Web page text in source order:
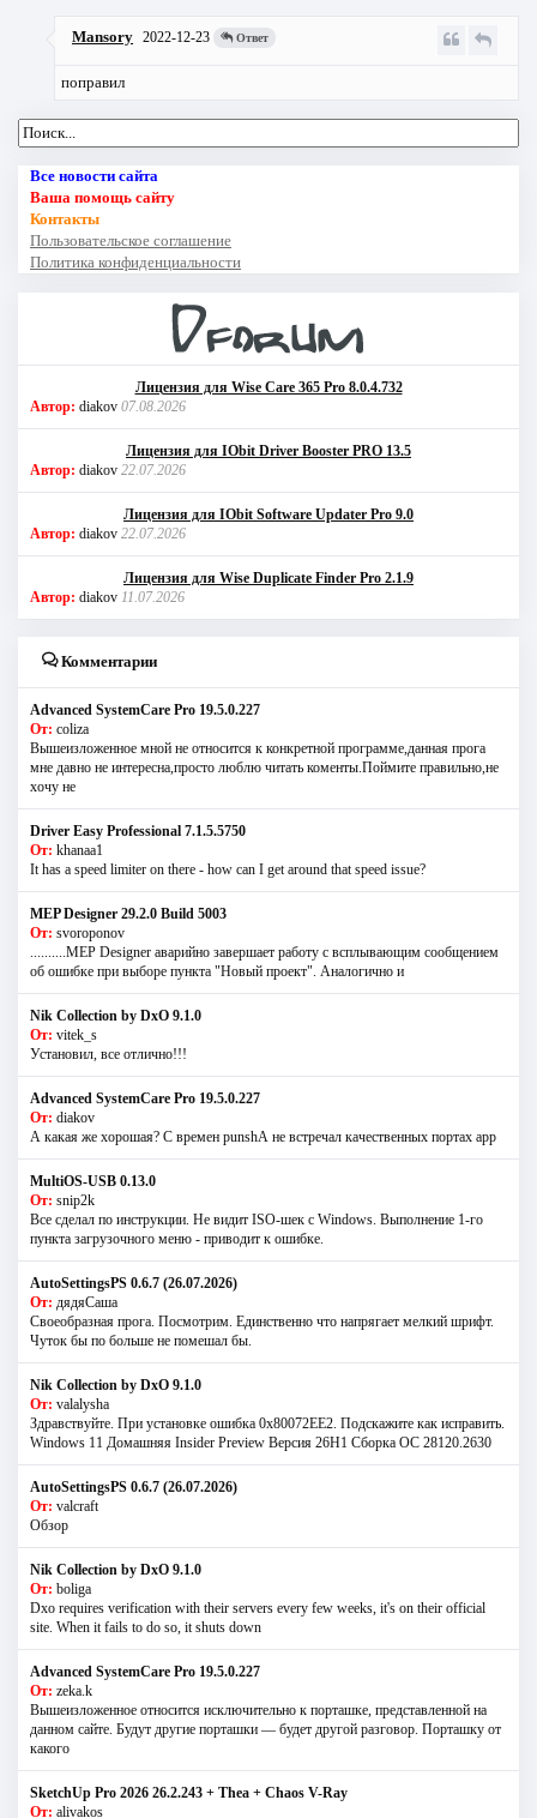
Mansory 2022-12-23 Ответ
поправил
Все новости сайта
Ваша помощь сайту
Контакты
Пользовательское соглашение
Политика конфиденциальности
Лицензия для Wise Care 365 Pro 8.0.4.732
Автор: diakov 07.08.2026
Лицензия для IObit Driver Booster PRO 13.5
Автор: diakov 22.07.2026
Лицензия для IObit Software Updater Pro 9.0
Автор: diakov 22.07.2026
Лицензия для Wise Duplicate Finder Pro 2.1.9
Автор: diakov 11.07.2026
Комментарии
Advanced SystemCare Pro 19.5.0.227
От: coliza
Вышеизложенное мной не относится к конкретной программе,данная прога
мне давно не интересна,просто люблю читать коменты.Поймите правильно,не
хочу не
Driver Easy Professional 7.1.5.5750
От: khanaa1
It has a speed limiter on there - how can I get around that speed issue?
MEP Designer 29.2.0 Build 5003
От: svoroponov
..........MEP Designer аварийно завершает работу с всплывающим сообщением
об ошибке при выборе пункта "Новый проект". Аналогично и
Nik Collection by DxO 9.1.0
От: vitek_s
Установил, все отлично!!!
Advanced SystemCare Pro 19.5.0.227
От: diakov
А какая же хорошая? С времен punshА не встречал качественных портах app
MultiOS-USB 0.13.0
От: snip2k
Все сделал по инструкции. Не видит ISO-шек с Windows. Выполнение 1-го
пункта загрузочного меню - приводит к ошибке.
AutoSettingsPS 0.6.7 (26.07.2026)
От: дядяСаша
Своеобразная прога. Посмотрим. Единственно что напрягает мелкий шрифт.
Чуток бы по больше не помешал бы.
Nik Collection by DxO 9.1.0
От: valalysha
Здравствуйте. При установке ошибка 0х80072EE2. Подскажите как исправить.
Windows 11 Домашняя Insider Preview Версия 26H1 Сборка ОС 28120.2630
AutoSettingsPS 0.6.7 (26.07.2026)
От: valcraft
Обзор
Nik Collection by DxO 9.1.0
От: boliga
Dxo requires verification with their servers every few weeks, it's on their official
site. When it fails to do so, it shuts down
Advanced SystemCare Pro 19.5.0.227
От: zeka.k
Вышеизложенное относится исключительно к порташке, представленной на
данном сайте. Будут другие порташки — будет другой разговор. Порташку от
какого
SketchUp Pro 2026 26.2.243 + Thea + Chaos V-Ray
От: alivakos